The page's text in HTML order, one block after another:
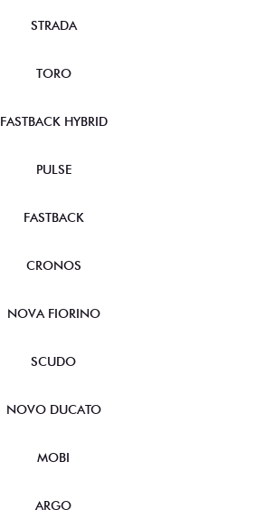
STRADA
TORO
FASTBACK HYBRID
PULSE
FASTBACK
CRONOS
NOVA FIORINO
SCUDO
NOVO DUCATO
MOBI
ARGO